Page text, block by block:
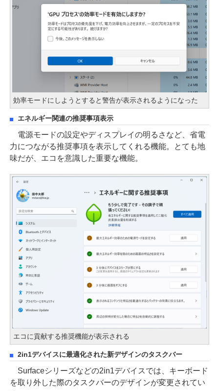
効率モードにしようとすると警告が表示されるようになった
エネルギー関連の推奨事項表示
電源モードの設定やディスプレイの明るさなど、省電
力につながる推奨事項を表示してくれる機能。とても地
味だが、エコを意識した重要な機能。
エコに貢献する推奨機能が表示される
2in1デバイスに最適化された新デザインのタスクバー
Surfaceシリーズなどの2in1デバイスでは、キーボード
を取り外した際のタスクバーのデザインが変更されてい